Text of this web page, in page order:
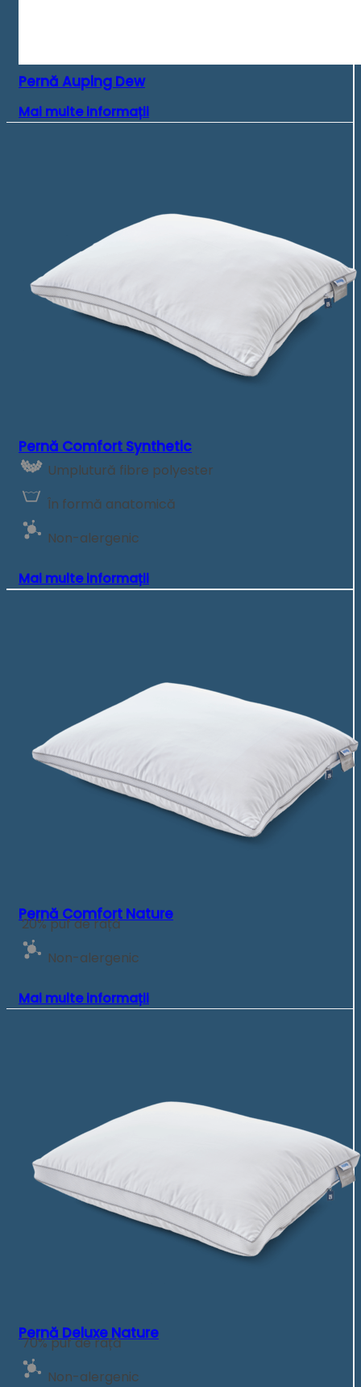
Pernă Auping Dew
Mai multe informații
Pernă Comfort Synthetic
Umplutură fibre polyester
În formă anatomică
Non-alergenic
Mai multe informații
Pernă Comfort Nature
20% puf de rață
Non-alergenic
Mai multe informații
Pernă Deluxe Nature
70% puf de rață
Non-alergenic